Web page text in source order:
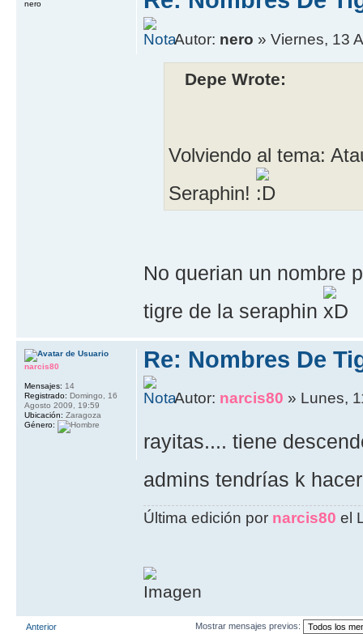
Autor: nero » Viernes, 13
Depe Wrote:
Volviendo al tema:
Seraphin!
No querian un nombre
tigre de la seraphin
nero
Re: Nombres De
Autor: narcis80 » Lunes,
rayitas.... tiene
admins tendrías k
Última edición por narcis80 el
narcis80
Mensajes: 14
Registrado: Domingo, 16
Agosto 2009, 19:59
Ubicación: Zaragoza
Género:
Anterior Mostrar mensajes previos: